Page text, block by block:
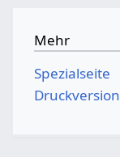
Mehr
Spezialseite
Druckversion